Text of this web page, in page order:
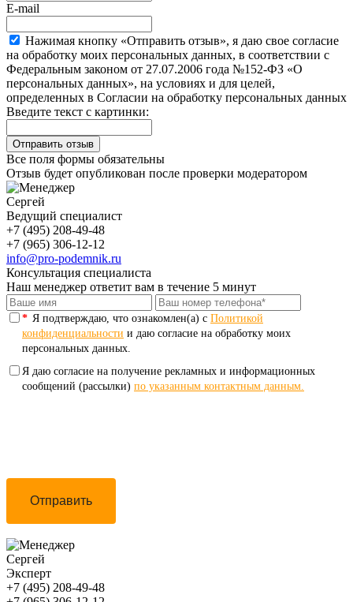
E-mail
Нажимая кнопку «Отправить отзыв», я даю свое согласие
на обработку моих персональных данных, в соответствии с
Федеральным законом от 27.07.2006 года №152-ФЗ «О
персональных данных», на условиях и для целей,
определенных в Согласии на обработку персональных данных
Введите текст с картинки:
Все поля формы обязательны
Отзыв будет опубликован после проверки модератором
Сергей
Ведущий специалист
+7 (495) 208-49-48
+7 (965) 306-12-12
info@pro-podemnik.ru
Консультация специалиста
Наш менеджер ответит вам в течение 5 минут
* Я подтверждаю, что ознакомлен(а) с Политикой
конфиденциальности и даю согласие на обработку моих
персональных данных.
Я даю согласие на получение рекламных и информационных
сообщений (рассылки) по указанным контактным данным.
Отправить
Сергей
Эксперт
+7 (495) 208-49-48